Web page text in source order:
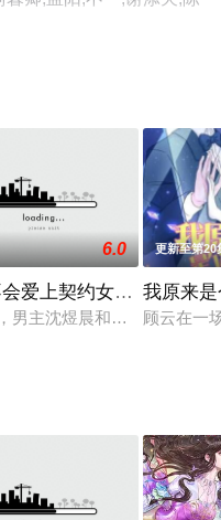
员精彩演绎的大陆动
漫、电视猫或剧情网
恶势力欲将其占为己有，
6.0
爱上契约女友 动态漫画
男主沈煜晨和女主莫染各自
更新至第20
我原来
顾云在一